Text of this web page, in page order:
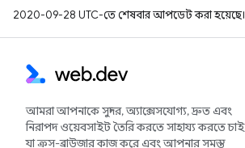
2020-09-28 UTC-তে শেষবার আপডেট করা হয়েছে।
আমরা আপনাকে সুন্দর, অ্যাক্সেসযোগ্য, দ্রুত এবং
নিরাপদ ওয়েবসাইট তৈরি করতে সাহায্য করতে চাই
যা ক্রস-ব্রাউজার কাজ করে এবং আপনার সমস্ত